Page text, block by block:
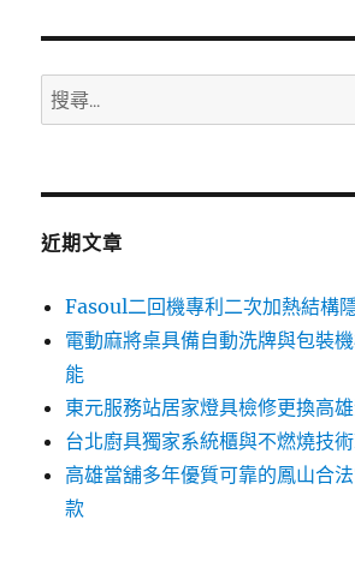
搜
尋
鍵
近期文章
Fasoul二回機專利二次加熱結構
電動麻將桌具備自動洗牌與包裝
能
東元服務站居家燈具檢修更換高
台北廚具獨家系統櫃與不燃燒技
高雄當舖多年優質可靠的鳳山合
款